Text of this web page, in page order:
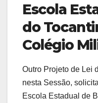
Escola
do
Colégio
Outro Projeto de Lei
nesta Sessão,
Escola Estadual de